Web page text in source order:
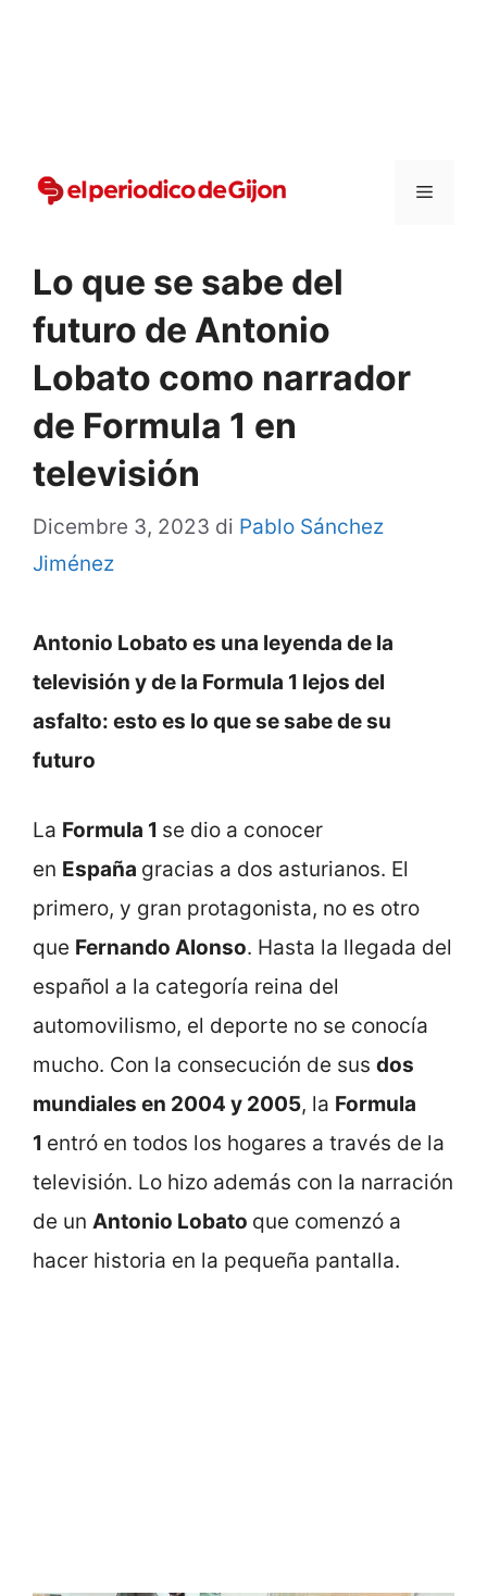
Menu
Lo que se sabe del
futuro de Antonio
Lobato como narrador
de Formula 1 en
televisión
Dicembre 3, 2023 di Pablo Sánchez
Jiménez
Antonio Lobato es una leyenda de la
televisión y de la Formula 1 lejos del
asfalto: esto es lo que se sabe de su
futuro
La Formula 1 se dio a conocer
en España gracias a dos asturianos. El
primero, y gran protagonista, no es otro
que Fernando Alonso. Hasta la llegada del
español a la categoría reina del
automovilismo, el deporte no se conocía
mucho. Con la consecución de sus dos
mundiales en 2004 y 2005, la Formula
1 entró en todos los hogares a través de la
televisión. Lo hizo además con la narración
de un Antonio Lobato que comenzó a
hacer historia en la pequeña pantalla.